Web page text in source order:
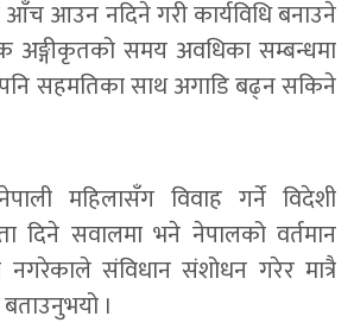
आँच आउन नदिने गरी कार्यविधि बनाउने
अङ्गीकृतको समय अवधिका सम्बन्धमा
सहमतिका साथ अगाडि बढ्न सकिने
महिलासँग विवाह गर्ने विदेशी
दिने सवालमा भने नेपालको वर्तमान
नगरेकाले संविधान संशोधन गरेर मात्रै
।